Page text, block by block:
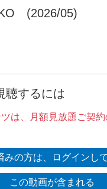
(2026/05)
聴するには
は、月額見放題ご契
みの方は、ログインし
この動画が含まれる